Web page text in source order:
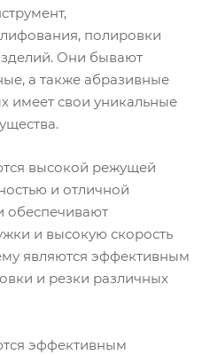
полировки
Они бывают
а также абразивные
имеет свои уникальные
высокой режущей
и отличной
обеспечивают
и высокую скорость
являются эффективным
и резки различных
эффективным